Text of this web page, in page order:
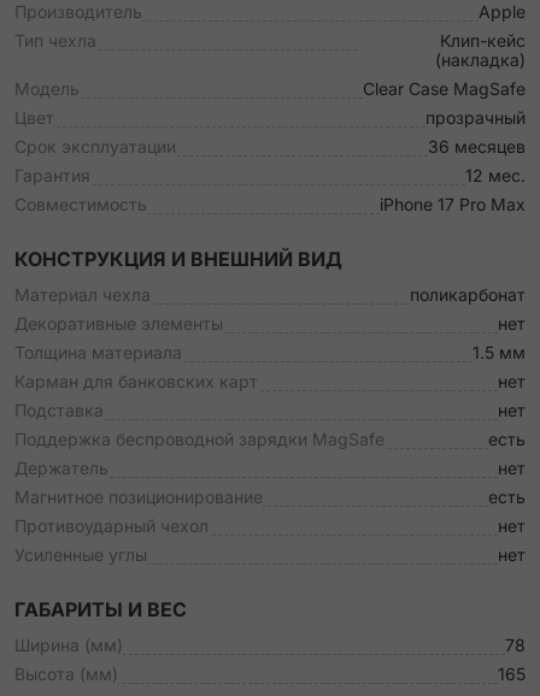
Производитель
Apple
Тип чехла
Клип-кейс
(накладка)
Модель
Clear Case MagSafe
Цвет
прозрачный
Срок эксплуатации
36 месяцев
Гарантия
12 мес.
Совместимость
iPhone 17 Pro Max
КОНСТРУКЦИЯ И ВНЕШНИЙ ВИД
Материал чехла
поликарбонат
Декоративные элементы
нет
Толщина материала
1.5 мм
Карман для банковских карт
нет
Подставка
нет
Поддержка беспроводной зарядки MagSafe
есть
Держатель
нет
Магнитное позиционирование
есть
Противоударный чехол
нет
Усиленные углы
нет
ГАБАРИТЫ И ВЕС
Ширина (мм)
78
Высота (мм)
165